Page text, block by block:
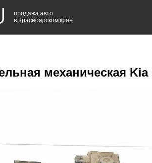
продажа авто
в Красноярском крае
механическая